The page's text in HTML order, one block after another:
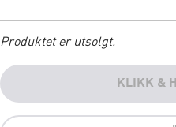
Produktet er utsolgt.
KLIKK &